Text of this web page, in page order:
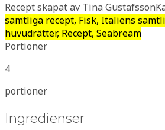
Recept skapat av Tina Gustafsson
samtliga recept, Fisk, Italiens
huvudrätter, Recept, Seabream
Portioner
4
portioner
Ingredienser